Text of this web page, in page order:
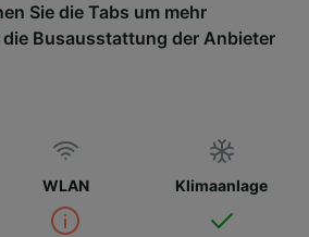
Sie die Tabs um mehr
Busausstattung der Anbieter
WLAN Klimaanlage